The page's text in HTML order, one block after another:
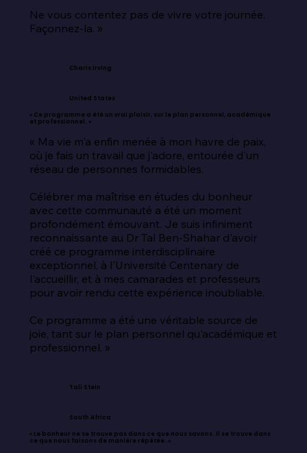
Ne vous contentez pas de vivre votre journée.
Façonnez-la. »
Charis Irving
United States
« Ce programme a été un vrai plaisir, sur le plan personnel, académique
et professionnel. »
« Ma vie m'a enfin menée à mon havre de paix,
où je fais un travail que j'adore, entourée d'un
réseau de personnes formidables.
Célébrer ma maîtrise en études du bonheur
avec cette communauté a été un moment
profondément émouvant. Je suis infiniment
reconnaissante au Dr Tal Ben-Shahar d'avoir
créé ce programme interdisciplinaire
exceptionnel, à l'Université Centenary de
l'accueillir, et à mes camarades et professeurs
pour avoir rendu cette expérience inoubliable.
Ce programme a été une véritable source de
joie, tant sur le plan personnel qu'académique et
professionnel. »
Tali Stein
South Africa
« Le bonheur ne se trouve pas dans ce que nous savons. Il se trouve dans
ce que nous faisons de manière répétée. »